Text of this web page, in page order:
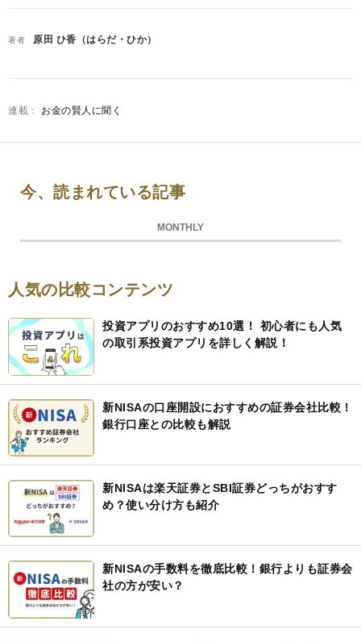
著者 原田 ひ香（はらだ・ひか）
お金の賢人に聞く
今、読まれている記事
MONTHLY
人気の比較コンテンツ
投資アプリのおすすめ10選！ 初心者にも人気
の取引系投資アプリを詳しく解説！
新NISAの口座開設におすすめの証券会社比較！
銀行口座との比較も解説
新NISAは楽天証券とSBI証券どっちがおすす
め？使い分け方も紹介
新NISAの手数料を徹底比較！銀行よりも証券会
社の方が安い？